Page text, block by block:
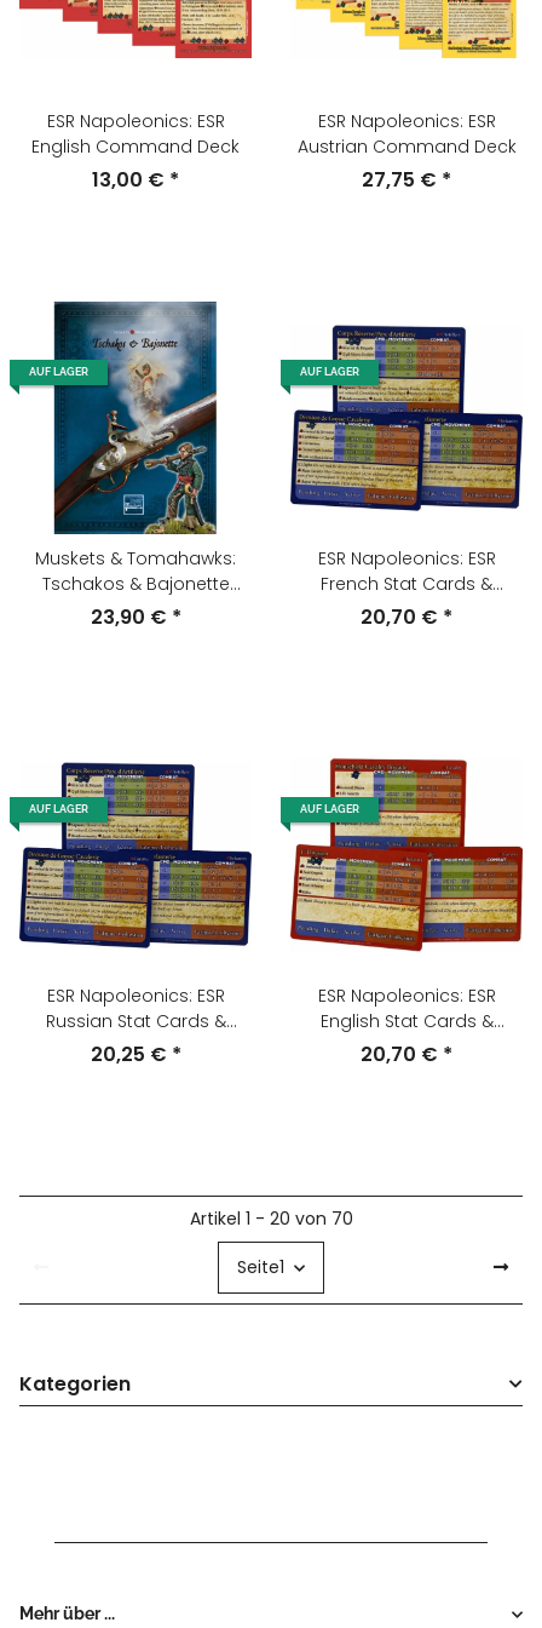
ESR Napoleonics: ESR
English Command Deck
13,00 € *
ESR Napoleonics: ESR
Austrian Command Deck
27,75 € *
AUF LAGER
Muskets & Tomahawks:
Tschakos & Bajonette
(Deutsch)
23,90 € *
AUF LAGER
ESR Napoleonics: ESR
French Stat Cards &
Orders Pack (Mid War)
20,70 € *
AUF LAGER
ESR Napoleonics: ESR
Russian Stat Cards &
Orders Pack (Mid War)
20,25 € *
AUF LAGER
ESR Napoleonics: ESR
English Stat Cards &
Orders Pack (Early-Mid-
20,70 € *
Artikel 1 - 20 von 70
Seite1
Kategorien
Mehr über ...